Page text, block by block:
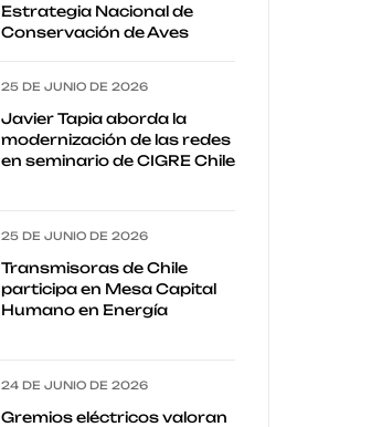
Estrategia Nacional de
Conservación de Aves
25 DE JUNIO DE 2026
Javier Tapia aborda la
modernización de las redes
en seminario de CIGRE Chile
25 DE JUNIO DE 2026
Transmisoras de Chile
participa en Mesa Capital
Humano en Energía
24 DE JUNIO DE 2026
Gremios eléctricos valoran